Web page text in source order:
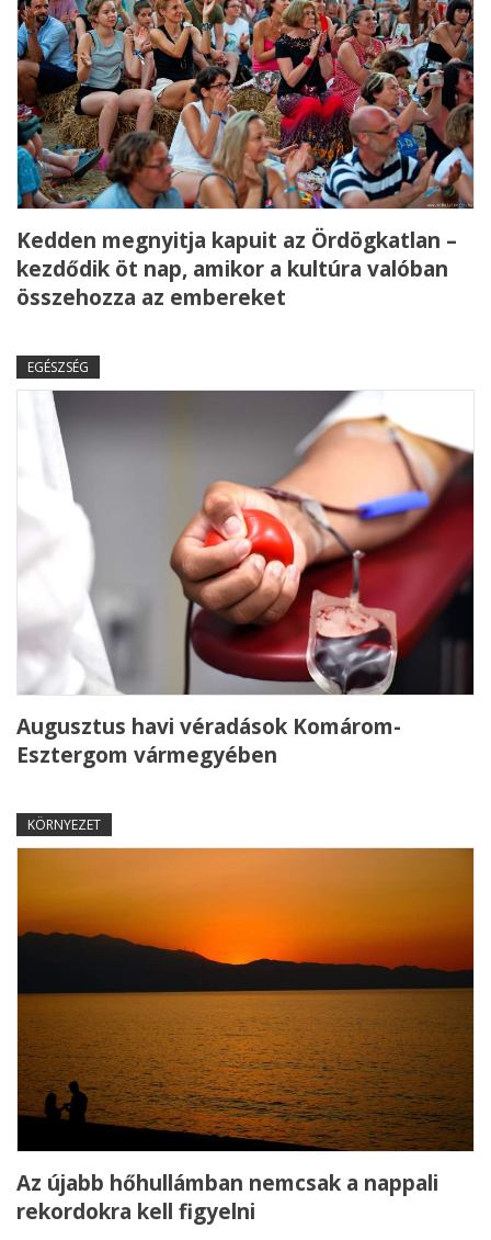
Kedden megnyitja kapuit az Ördögkatlan –
kezdődik öt nap, amikor a kultúra valóban
összehozza az embereket
EGÉSZSÉG
Augusztus havi véradások Komárom-
Esztergom vármegyében
KÖRNYEZET
Az újabb hőhullámban nemcsak a nappali
rekordokra kell figyelni